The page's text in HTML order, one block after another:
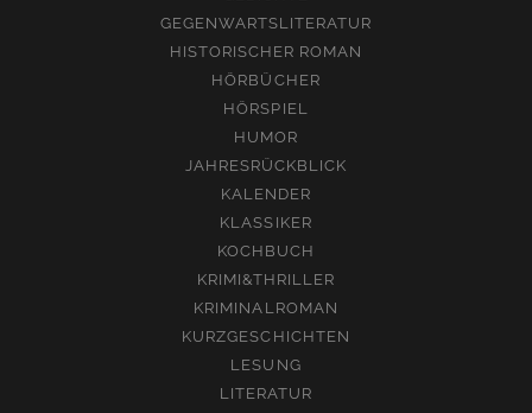
GEGENWARTSLITERATUR
HISTORISCHER ROMAN
HÖRBÜCHER
HÖRSPIEL
HUMOR
JAHRESRÜCKBLICK
KALENDER
KLASSIKER
KOCHBUCH
KRIMI&THRILLER
KRIMINALROMAN
KURZGESCHICHTEN
LESUNG
LITERATUR